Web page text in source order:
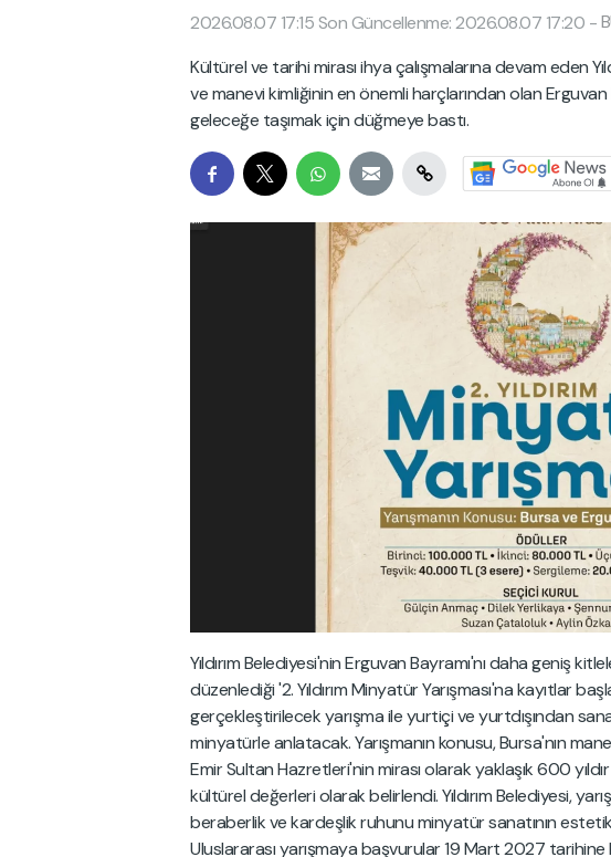
2026.08.07 17:15 Son Güncellenme: 2026.08.07 17:20 -
Kültürel ve tarihi mirası ihya çalışmalarına devam eden
ve manevi kimliğinin en önemli harçlarından olan Erguvan
geleceğe taşımak için düğmeye bastı.
Yıldırım Belediyesi'nin Erguvan Bayramı'nı daha geniş
düzenlediği '2. Yıldırım Minyatür Yarışması'na kayıtlar
gerçekleştirilecek yarışma ile yurtiçi ve yurtdışından
minyatürle anlatacak. Yarışmanın konusu, Bursa'nın
Emir Sultan Hazretleri'nin mirası olarak yaklaşık 600
kültürel değerleri olarak belirlendi. Yıldırım Belediyesi,
beraberlik ve kardeşlik ruhunu minyatür sanatının
Uluslararası yarışmaya başvurular 19 Mart 2027 tarihine